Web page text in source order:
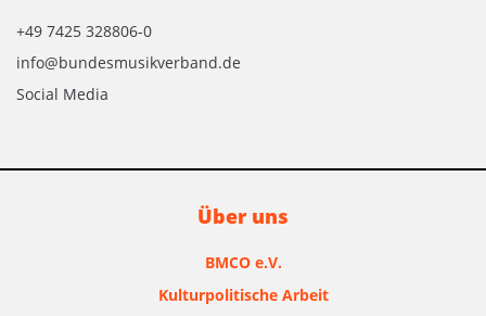
+49 7425 328806-0
info@bundesmusikverband.de
Social Media
Über uns
BMCO e.V.
Kulturpolitische Arbeit